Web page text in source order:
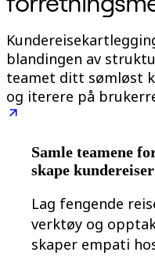
Enterprise
Etter bransje
Digital
Produksjon
Etter team
Teknologi
Drift
IT
blandingen av
teamet ditt sømløst
og iterere på
Samle teamene
skape kundereiser
Lag fengende
verktøy og
skaper empati